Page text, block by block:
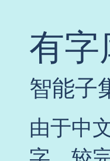
有
智能子
由于中